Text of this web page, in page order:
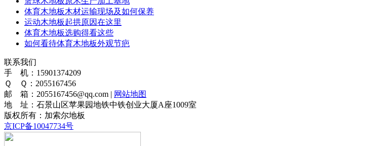
体育木地板木材运输现场及如何保养
运动木地板起拱原因在这里
体育木地板选购得看这些
如何看待体育木地板外观节疤
联系我们
手 机：15901374209
Ｑ Ｑ：2055167456
邮 箱：2055167456@qq.com | 网站地图
地 址：石景山区苹果园地铁中铁创业大厦A座1009室
版权所有：加索尔地板
京ICP备10047734号